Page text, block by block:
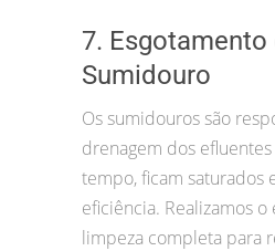
7. Esgotamento
Sumidouro
Os sumidouros são
drenagem dos
tempo, ficam saturados
eficiência. Realizamos o
limpeza completa para